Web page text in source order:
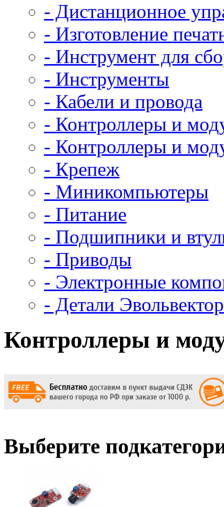
- Дистанционное
- Изготовление
- Инструмент для
- Инструменты
- Кабели и провода
- Контроллеры и
- Контроллеры и
- Крепеж
- Миникомпьютеры
- Питание
- Подшипники и
- Приводы
- Электронные
- Детали Эвольвектор
Контроллеры и
Выберите